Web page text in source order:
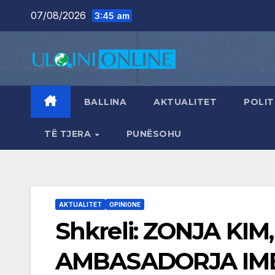
07/08/2026 3:45 am
BALLINA AKTUALITET
TË TJERA PUNËSOHU
AKTUALITET OPINIONE
Shkreli: ZONJA
AMBASADORJA